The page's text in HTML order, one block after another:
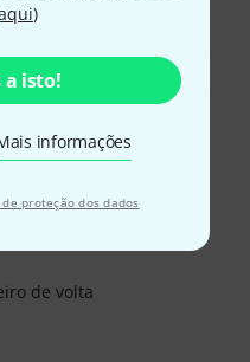
)
a isto!
informações
de proteção dos dados
segura através de
Cartão de crédito.
de volta